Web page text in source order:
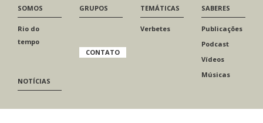
SOMOS
Rio do
tempo
NOTÍCIAS
GRUPOS
CONTATO
TEMÁTICAS
Verbetes
SABERES
Publicações
Podcast
Vídeos
Músicas